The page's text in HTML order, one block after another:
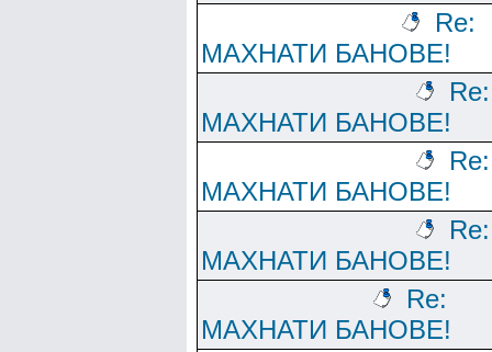
Re:
МАХНАТИ БАНОВЕ!
Re:
МАХНАТИ БАНОВЕ!
Re:
МАХНАТИ БАНОВЕ!
Re:
МАХНАТИ БАНОВЕ!
Re:
МАХНАТИ БАНОВЕ!